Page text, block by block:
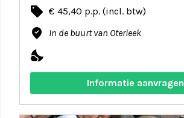
local_offer € 45,40 p.p. (incl. btw)
where_to_vote In de buurt van Oterleek
nights_stay
Informatie aanvragen